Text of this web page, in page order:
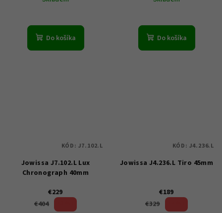
Do košíka Do košíka
Jowissa J7.102.L Lux
Chronograph 40mm
€229
€404
KÓD: J7.102.L
Jowissa J4.236.L Tiro 45mm
€189
€329
KÓD: J4.236.L